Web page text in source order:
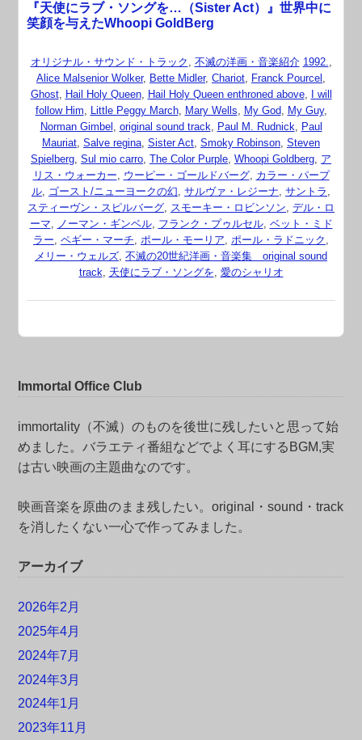
『天使にラブ・ソングを…（Sister Act）』世界中に
笑顔を与えたWhoopi GoldBerg
オリジナル・サウンド・トラック , 不滅の洋画・音楽紹介 1992.,
Alice Malsenior Wolker, Bette Midler, Chariot, Franck Pourcel ,
Ghost, Hail Holy Queen, Hail Holy Queen enthroned above,
I will
follow Him, Little Peggy March, Mary Wells, My God, My Guy,
Norman Gimbel , original sound track, Paul M. Rudnick, Paul
Mauriat, Salve regina, Sister Act, Smoky Robinson, Steven
Spielberg, Sul mio carro, The Color Purple, Whoopi Goldberg, ア
リス・ウォーカー, ウーピー・ゴールドバーグ, カラー・パープ
ル, ゴースト/ニューヨークの幻, サルヴァ・レジーナ, サントラ ,
スティーヴン・スピルバーグ, スモーキー・ロビンソン, デル・ロ
ーマ, ノーマン・ギンベル, フランク・プゥルセル, ベット・ミド
ラー, ペギー・マーチ, ポール・モーリア, ポール・ラドニック ,
メリー・ウェルズ, 不滅の20世紀洋画・音楽集 original sound
track, 天使にラブ・ソングを, 愛のシャリオ
Immortal Office Club
immortality（不滅）のものを後世に残したいと思って始
めました。バラエティ番組などでよく耳にするBGM,実
は古い映画の主題曲なのです。
映画音楽を原曲のまま残したい。original・sound・track
を消したくない一心で作ってみました。
アーカイブ
2026年2月
2025年4月
2024年7月
2024年3月
2024年1月
2023年11月